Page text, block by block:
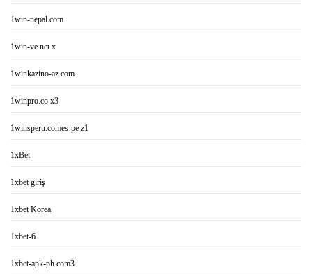
1win-nepal.com
1win-ve.net x
1winkazino-az.com
1winpro.co x3
1winsperu.comes-pe z1
1xBet
1xbet giriş
1xbet Korea
1xbet-6
1xbet-apk-ph.com3